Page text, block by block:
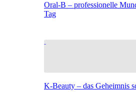
Oral-B – professionelle
Tag
K-Beauty – das Geheimnis